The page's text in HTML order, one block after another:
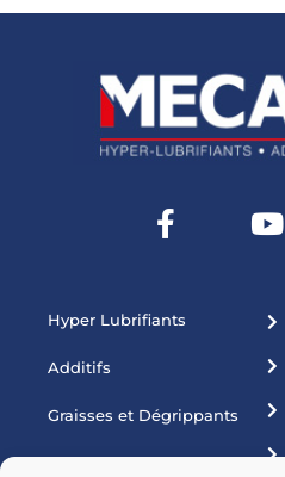
Hyper Lubrifiants
Additifs
Graisses et Dégrippants
Produits ateliers